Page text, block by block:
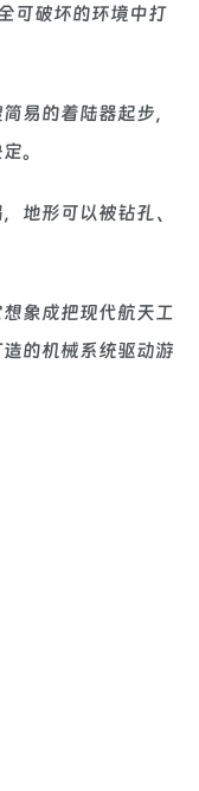
可破坏的环境中打
易的着陆器起步，
。
地形可以被钻孔、
象成把现代航天工
的机械系统驱动游